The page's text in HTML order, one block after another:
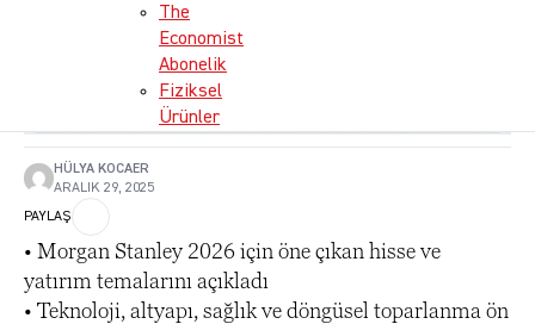
The
Economist
Abonelik
Fiziksel
Ürünler
HÜLYA KOCAER
ARALIK 29, 2025
PAYLAŞ
• Morgan Stanley 2026 için öne çıkan hisse ve
yatırım temalarını açıkladı
• Teknoloji, altyapı, sağlık ve döngüsel toparlanma ön